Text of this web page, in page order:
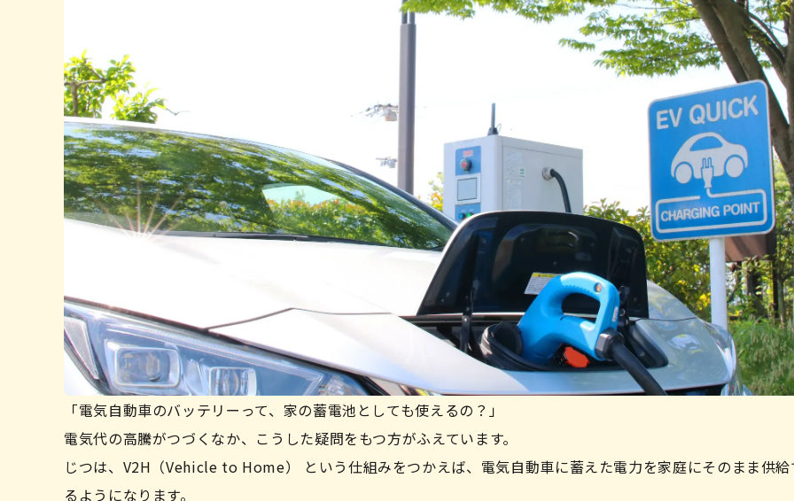
会社概要
0120-019-600
不定休
でお問い合わせ
「電気自動車のバッテリーって、家の蓄電池としても使えるの？」
電気代の高騰がつづくなか、こうした疑問をもつ方がふえています。
じつは、V2H（Vehicle to Home） という仕組みをつかえば、電気自動車に蓄えた電力を家庭にそのまま供
るようになります。